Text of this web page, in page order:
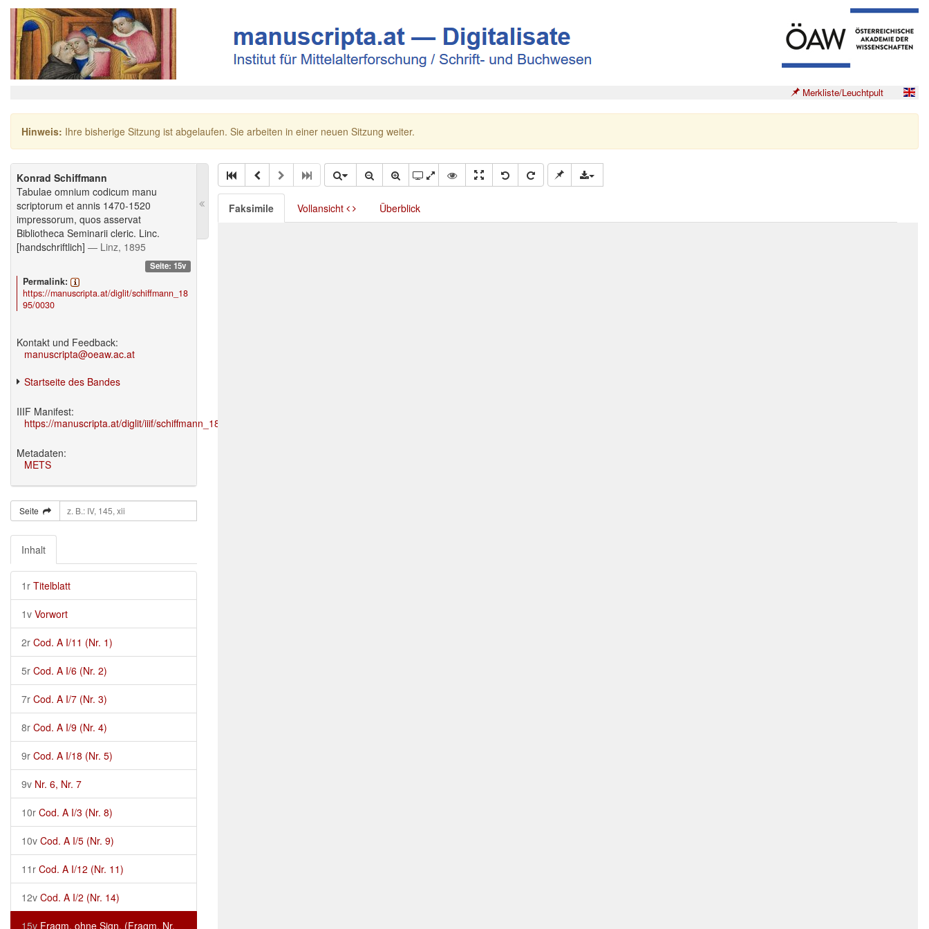
Merkliste/Leuchtpult
Hinweis: Ihre bisherige Sitzung ist abgelaufen. Sie arbeiten in einer neuen Sitzung weiter.
Konrad Schiffmann
Tabulae omnium codicum manu
scriptorum et annis 1470-1520
impressorum, quos asservat
Bibliotheca Seminarii cleric. Linc.
[handschriftlich] — Linz, 1895
Seite: 15v
Permalink:
https://manuscripta.at/diglit/schiffmann_18
95/0030
Kontakt und Feedback:
manuscripta@oeaw.ac.at
Startseite des Bandes
IIIF Manifest:
https://manuscripta.at/diglit/iiif/schiffmann_1895/manifest.json
Metadaten:
METS
Seite
Inhalt
1r Titelblatt
1v Vorwort
2r Cod. A I/11 (Nr. 1)
5r Cod. A I/6 (Nr. 2)
7r Cod. A I/7 (Nr. 3)
8r Cod. A I/9 (Nr. 4)
9r Cod. A I/18 (Nr. 5)
9v Nr. 6, Nr. 7
10r Cod. A I/3 (Nr. 8)
10v Cod. A I/5 (Nr. 9)
11r Cod. A I/12 (Nr. 11)
12v Cod. A I/2 (Nr. 14)
15v Fragm. ohne Sign. (Fragm. Nr.
Faksimile Vollansicht Überblick